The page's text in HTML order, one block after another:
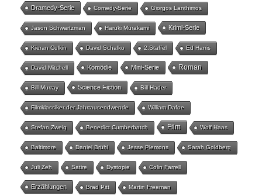
Dramedy-Serie Comedy-Serie Giorgos Lanthimos
Jason Schwartzman Haruki Murakami Krimi-Serie
Kieran Culkin David Schalko 2.Staffel Ed Harris
David Mitchell Komödie Mini-Serie Roman
Bill Murray Science Fiction Bill Hader
Filmklassiker der Jahrtausendwende William Dafoe
Stefan Zweig Benedict Cumberbatch Film Wolf Haas
Baltimore Daniel Brühl Jesse Plemons Sarah Goldberg
Juli Zeh Satire Dystopie Colin Farrell
Erzählungen Brad Pitt Martin Freeman